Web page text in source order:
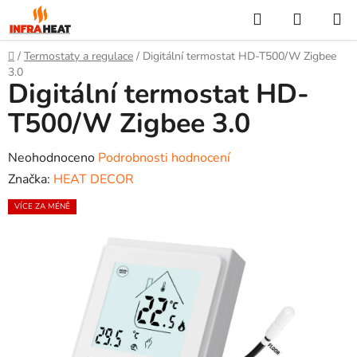
na
obsah
Hledat
KOŠÍK
Domů
/ Termostaty a regulace / Digitální termostat HD-T500/W Zigbee
3.0
Digitální termostat HD-
T500/W Zigbee 3.0
Průměrné
hodnocení
produktu
Neohodnoceno Podrobnosti hodnocení
Značka: HEAT DECOR
VÍCE ZA MÉNĚ